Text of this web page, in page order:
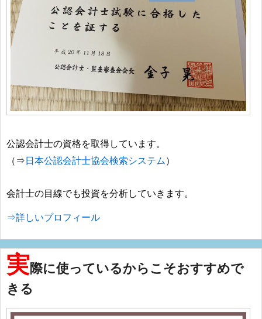
公認会計士の資格を取得しています。
（⇒日本公認会計士協会検索システム ）
会計士の目線でも投資を分析していきます。
⇒詳しいプロフィール
実際に使っているからこそおすすめで
きる